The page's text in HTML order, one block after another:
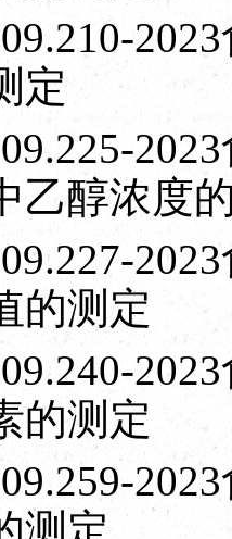
定
乙醇浓度
2023
的测定
的测定